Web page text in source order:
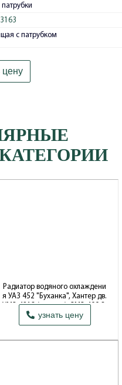
с патрубком
цену
Радиатор водяного охлаждени
я УАЗ 452 "Буханка", Хантер дв.
УМЗ-4213 (инжект.), ЗМЗ-409 3-
х рядный МЕДНЫЙ (ШААЗ)
Производитель: Шадринский
узнать цену